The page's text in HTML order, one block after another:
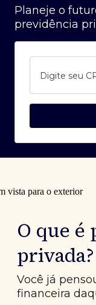
Planeje o
previdência
Digite seu
O que
privada?
Você já
financeira